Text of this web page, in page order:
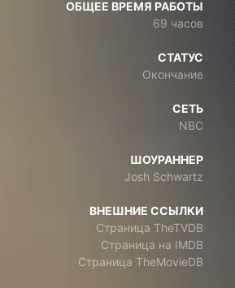
ОБЩЕЕ ВРЕМЯ РАБОТЫ
69 часов
СТАТУС
Окончание
СЕТЬ
NBC
ШОУРАННЕР
Josh Schwartz
ВНЕШНИЕ ССЫЛКИ
Страница TheTVDB
Страница на IMDB
Страница TheMovieDB